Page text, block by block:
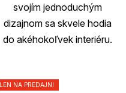
svojím jednoduchým
dizajnom sa skvele hodia
do akéhokoľvek interiéru.
LEN NA PREDAJNI